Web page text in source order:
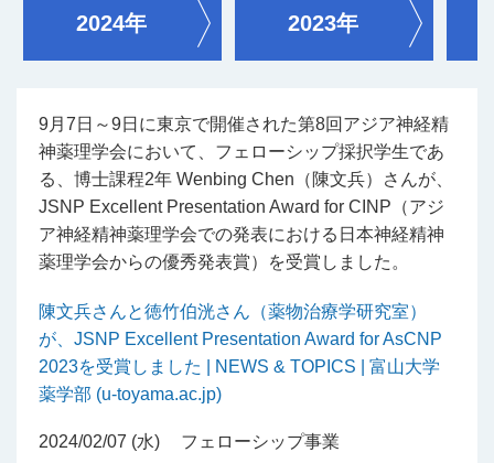
2024年 2023年
9月7日～9日に東京で開催された第8回アジア神経精
神薬理学会において、フェローシップ採択学生であ
る、博士課程2年 Wenbing Chen（陳文兵）さんが、
JSNP Excellent Presentation Award for CINP（アジ
ア神経精神薬理学会での発表における日本神経精神
薬理学会からの優秀発表賞）を受賞しました。
陳文兵さんと徳竹伯洸さん（薬物治療学研究室）
が、JSNP Excellent Presentation Award for AsCNP
2023を受賞しました | NEWS & TOPICS | 富山大学
薬学部 (u-toyama.ac.jp)
2024/02/07 (水) フェローシップ事業